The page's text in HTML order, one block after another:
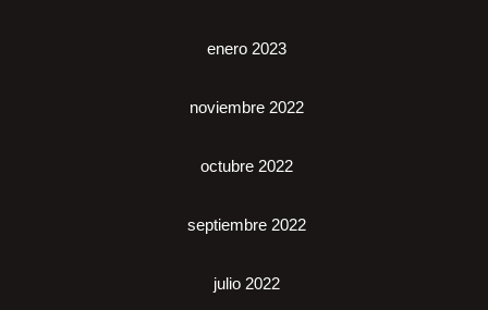
enero 2023
noviembre 2022
octubre 2022
septiembre 2022
julio 2022